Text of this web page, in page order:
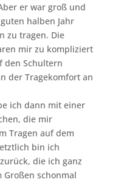
er war groß und
halben Jahr
zu tragen. Die
mir zu kompliziert
den Schultern
der Tragekomfort an
ich dann mit einer
die mir
Tragen auf dem
bin ich
die ich ganz
schonmal